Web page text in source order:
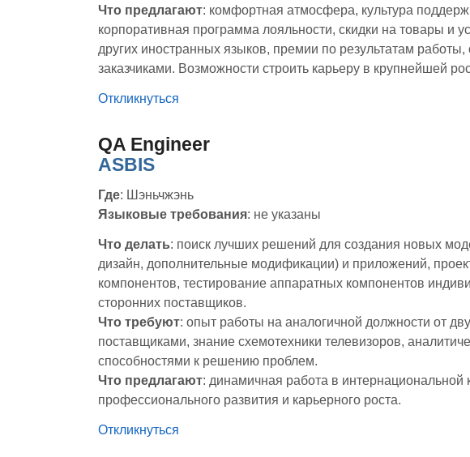
Что предлагают: комфортная атмосфера, культура
корпоративная программа лояльности, скидки на товары и
других иностранных языков, премии по результатам
заказчиками. Возможности строить карьеру в крупнейшей
Откликнуться
QA Engineer
ASBIS
Где: Шэньчжэнь
Языковые требования: не указаны
Что делать: поиск лучших решений для создания новых
дизайн, дополнительные модификации) и приложений,
компонентов, тестирование аппаратных компонентов
сторонних поставщиков.
Что требуют: опыт работы на аналогичной должности от
поставщиками, знание схемотехники телевизоров,
способностями к решению проблем.
Что предлагают: динамичная работа в интернациональной
профессионального развития и карьерного роста.
Откликнуться